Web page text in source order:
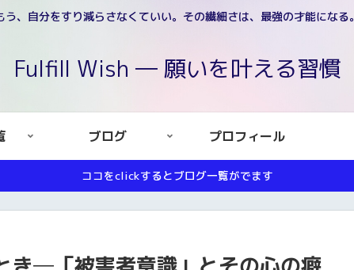
う、自分をすり減らさなくていい。その繊細さは、最強の才能になる。
Fulfill Wish ― 願いを叶える習慣
ブログ プロフィール
ココをclickするとブログ一覧がでます